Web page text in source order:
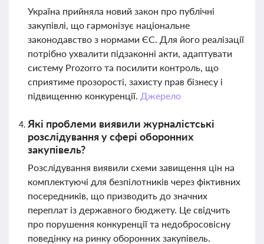
Україна прийняла новий закон про публічні
закупівлі, що гармонізує національне
законодавство з нормами ЄС. Для його реалізації
потрібно ухвалити підзаконні акти, адаптувати
систему Prozorro та посилити контроль, що
сприятиме прозорості, захисту прав бізнесу і
підвищенню конкуренції. Джерело
Які проблеми виявили журналістські
розслідування у сфері оборонних
закупівель?
Розслідування виявили схеми завищення цін на
комплектуючі для безпілотників через фіктивних
посередників, що призводить до значних
переплат із державного бюджету. Це свідчить
про порушення конкуренції та недобросовісну
поведінку на ринку оборонних закупівель.